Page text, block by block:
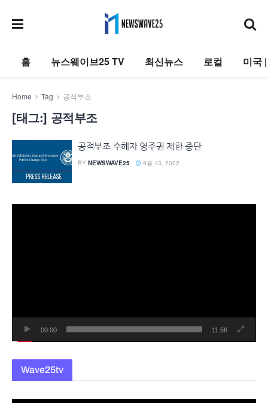
홈 뉴스웨이브25 TV 최신뉴스 로컬 미국
Home Tag 공적부조
[태그:] 공적부조
공적부조 수혜자 영주권 제한 중단
BY NEWSWAVE25 9월 13, 2022
00:00 11:56
Wave25tv